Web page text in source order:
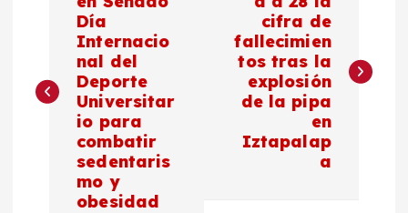
e
Día
Internacio
nal del
Deporte
Universitar
io para
combatir
sedentaris
mo y
obesidad
cifra de
fallecimien
tos tras la
explosión
de la pipa
en
Iztapalap
a